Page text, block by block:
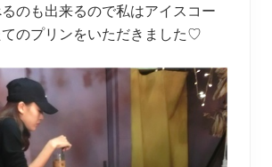
のも出来るので私はアイスコー
てのプリンをいただきました♡